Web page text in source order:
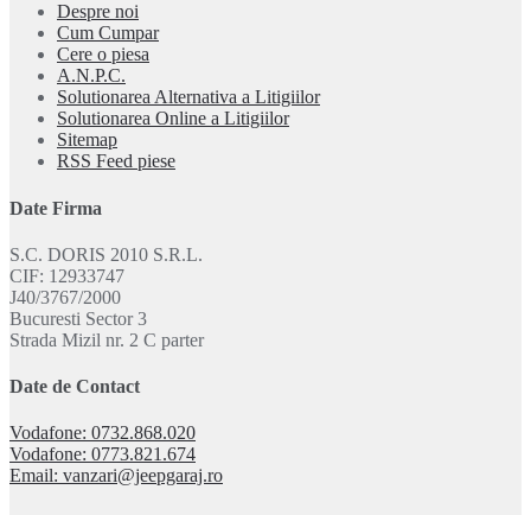
Despre noi
Cum Cumpar
Cere o piesa
A.N.P.C.
Solutionarea Alternativa a Litigiilor
Solutionarea Online a Litigiilor
Sitemap
RSS Feed piese
Date Firma
S.C. DORIS 2010 S.R.L.
CIF: 12933747
J40/3767/2000
Bucuresti Sector 3
Strada Mizil nr. 2 C parter
Date de Contact
Vodafone: 0732.868.020
Vodafone: 0773.821.674
Email: vanzari@jeepgaraj.ro